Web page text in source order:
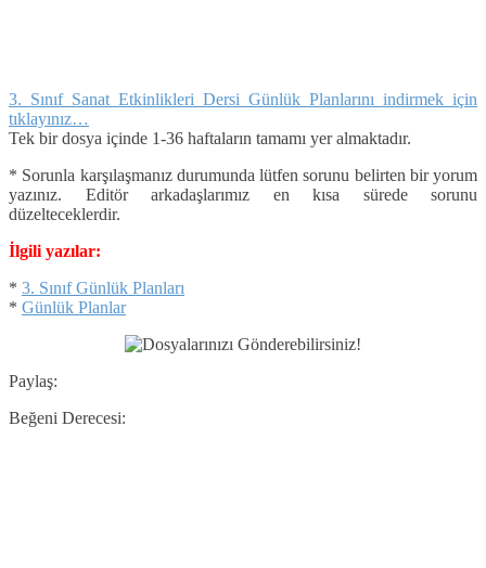
3. Sınıf Sanat Etkinlikleri Dersi Günlük Planlarını indirmek için
tıklayınız…
Tek bir dosya içinde 1-36 haftaların tamamı yer almaktadır.
* Sorunla karşılaşmanız durumunda lütfen sorunu belirten bir yorum
yazınız. Editör arkadaşlarımız en kısa sürede sorunu
düzelteceklerdir.
İlgili yazılar:
* 3. Sınıf Günlük Planları
* Günlük Planlar
Paylaş:
Beğeni Derecesi: